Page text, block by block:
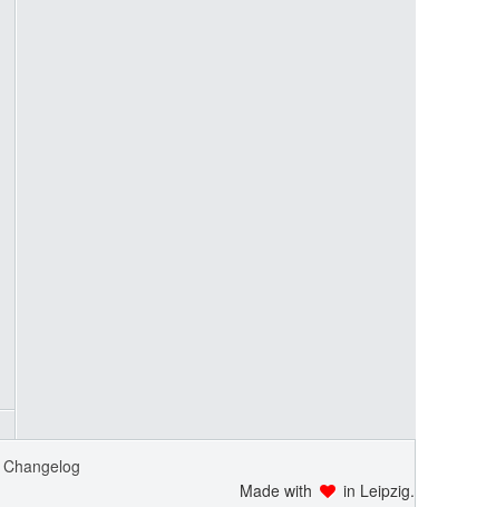
Changelog
Made with
in Leipzig.